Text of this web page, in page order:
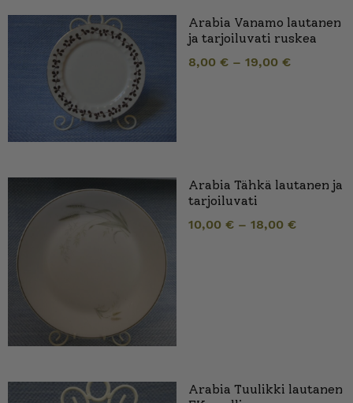
Arabia Vanamo lautanen
ja tarjoiluvati ruskea
8,00 € – 19,00 €
Arabia Tähkä lautanen ja
tarjoiluvati
10,00 € – 18,00 €
Arabia Tuulikki lautanen